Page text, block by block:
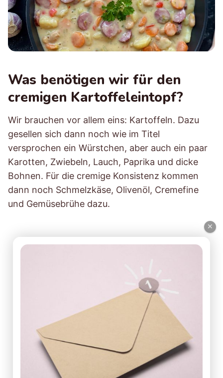
Was benötigen wir für den
cremigen Kartoffeleintopf?
Wir brauchen vor allem eins: Kartoffeln. Dazu
gesellen sich dann noch wie im Titel
versprochen ein Würstchen, aber auch ein paar
Karotten, Zwiebeln, Lauch, Paprika und dicke
Bohnen. Für die cremige Konsistenz kommen
dann noch Schmelzkäse, Olivenöl, Cremefine
und Gemüsebrühe dazu.
×